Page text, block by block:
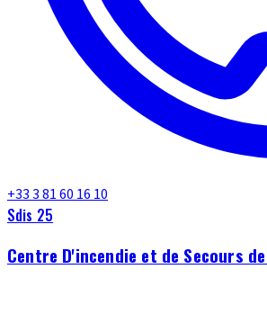
+33 3 81 60 16 10
Sdis 25
Centre D'incendie et de Secours